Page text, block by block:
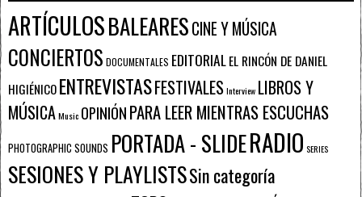
ARTÍCULOSBALEARESCINE Y MÚSICA
CONCIERTOS DOCUMENTALES EDITORIALEL RINCÓN DE DANIEL
HIGIÉNICOENTREVISTASFESTIVALESInterview LIBROS Y
MÚSICAMusic OPINIÓNPARA LEER MIENTRAS ESCUCHAS
PHOTOGRAPHIC SOUNDS PORTADA - SLIDERADIO SERIES
SESIONES Y PLAYLISTSSin categoría